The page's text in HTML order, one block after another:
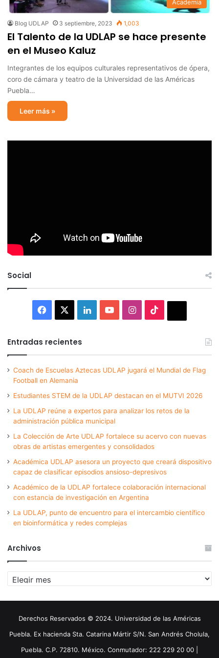
Academia
Blog UDLAP 3 septiembre, 2023 1,003
El Talento de la UDLAP se hace presente
en el Museo Kaluz
Integrantes de los equipos culturales representativos de ópera,
coro de cámara y teatro de la Universidad de las Américas
Puebla…
Leer más »
Social
Facebook LinkedInYouTubeInstagram
Entradas recientes
Coach de Escuelas Aztecas UDLAP jugará el Mundial de Flag
Football en Alemania
Estudiantes STEM de la UDLAP destacan en el MUTVI 2026
La UDLAP reúne a expertos para analizar los retos de la
administración pública municipal
La Colección de Arte UDLAP fortalece su acervo con nuevas
obras de artistas emergentes y consolidados
Académica UDLAP asesora un proyecto que creará dispositivo
capaz de clasificar episodios ansioso-depresivos
Académico de la UDLAP fortalece colaboración internacional
con estancia de investigación en Argentina
La UDLAP, punto de encuentro para el intercambio científico
en bioinformática y redes complejas
Archivos
Archivos
Derechos Reservados © 2024. Universidad de las Américas
Puebla. Ex hacienda Sta. Catarina Mártir S/N. San Andrés Cholula,
Puebla. C.P. 72810. México. Conmutador: 222 229 20 00 |